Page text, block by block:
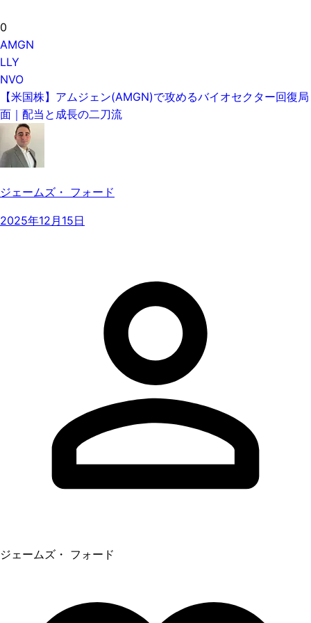
0
AMGN
LLY
NVO
【米国株】アムジェン(AMGN)で攻めるバイオセクター回復局
面｜配当と成長の二刀流
ジェームズ・ フォード
2025年12月15日
ジェームズ・ フォード